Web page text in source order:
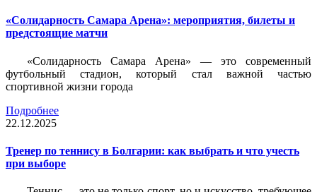
«Солидарность Самара Арена»: мероприятия, билеты и
предстоящие матчи
«Солидарность Самара Арена» — это современный
футбольный стадион, который стал важной частью
спортивной жизни города
Подробнее
22.12.2025
Тренер по теннису в Болгарии: как выбрать и что учесть
при выборе